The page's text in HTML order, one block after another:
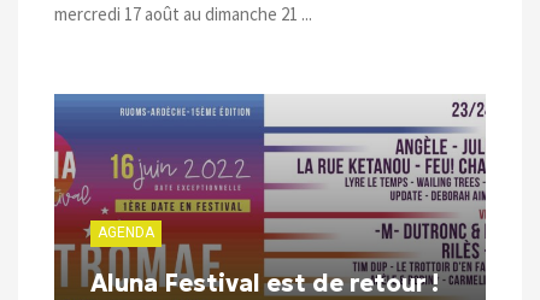
mercredi 17 août au dimanche 21 ...
AGENDA
Aluna Festival est de retour !